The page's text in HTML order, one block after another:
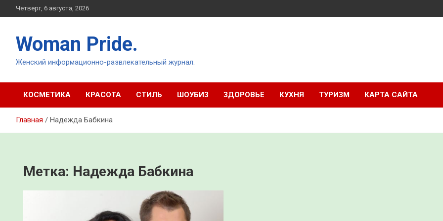
Перейти
к
Четверг, 6 августа, 2026
Woman Pride.
Женский информационно-развлекательный журнал.
КОСМЕТИКА КРАСОТА СТИЛЬ ШОУБИЗ ЗДОРОВЬЕ КУХНЯ ТУРИЗМ КАРТА САЙТА
Главная Надежда Бабкина
Метка: Надежда Бабкина